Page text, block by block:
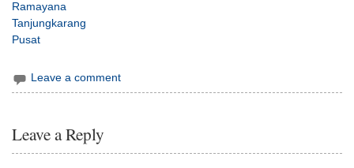
Ramayana
Tanjungkarang
Pusat
Leave a comment
Leave a Reply